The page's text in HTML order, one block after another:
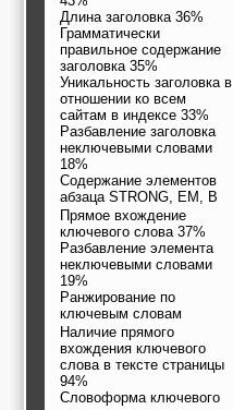
Длина заголовка 36%
Грамматически
правильное содержание
заголовка 35%
Уникальность заголовка в
отношении ко всем
сайтам в индексе 33%
Разбавление заголовка
неключевыми словами
18%
Содержание элементов
абзаца STRONG, EM, B
Прямое вхождение
ключевого слова 37%
Разбавление элемента
неключевыми словами
19%
Ранжирование по
ключевым словам
Наличие прямого
вхождения ключевого
слова в тексте страницы
94%
Словоформа ключевого